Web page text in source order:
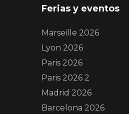
Ferias y eventos
Marseille 2026
Lyon 2026
Paris 2026
Paris 2026 2
Madrid 2026
Barcelona 2026